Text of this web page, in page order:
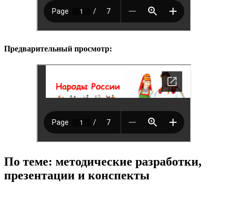
Предварительный просмотр:
По теме: методические разработки,
презентации и конспекты